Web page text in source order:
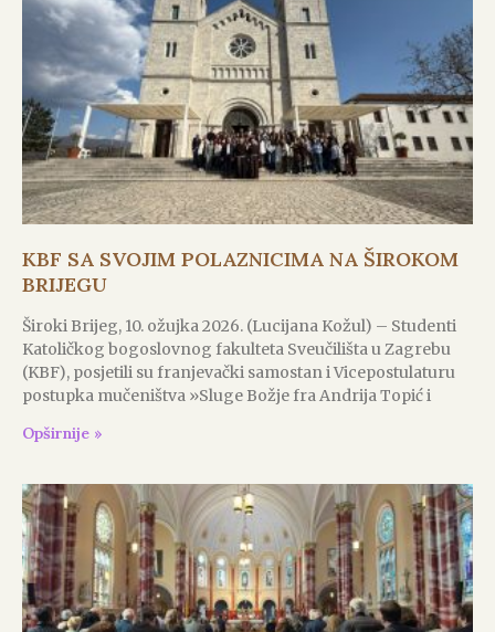
KBF SA SVOJIM POLAZNICIMA NA ŠIROKOM
BRIJEGU
Široki Brijeg, 10. ožujka 2026. (Lucijana Kožul) – Studenti
Katoličkog bogoslovnog fakulteta Sveučilišta u Zagrebu
(KBF), posjetili su franjevački samostan i Vicepostulaturu
postupka mučeništva »Sluge Božje fra Andrija Topić i
Opširnije »